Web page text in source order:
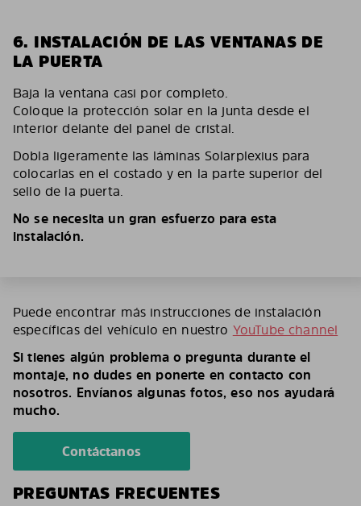
6. INSTALACIÓN DE LAS VENTANAS DE
LA PUERTA
Baja la ventana casi por completo.
Coloque la protección solar en la junta desde el
interior delante del panel de cristal.
Dobla ligeramente las láminas Solarplexius para
colocarlas en el costado y en la parte superior del
sello de la puerta.
No se necesita un gran esfuerzo para esta
instalación.
Puede encontrar más instrucciones de instalación
específicas del vehículo en nuestro YouTube channel
Si tienes algún problema o pregunta durante el
montaje, no dudes en ponerte en contacto con
nosotros. Envíanos algunas fotos, eso nos ayudará
mucho.
Contáctanos
PREGUNTAS FRECUENTES